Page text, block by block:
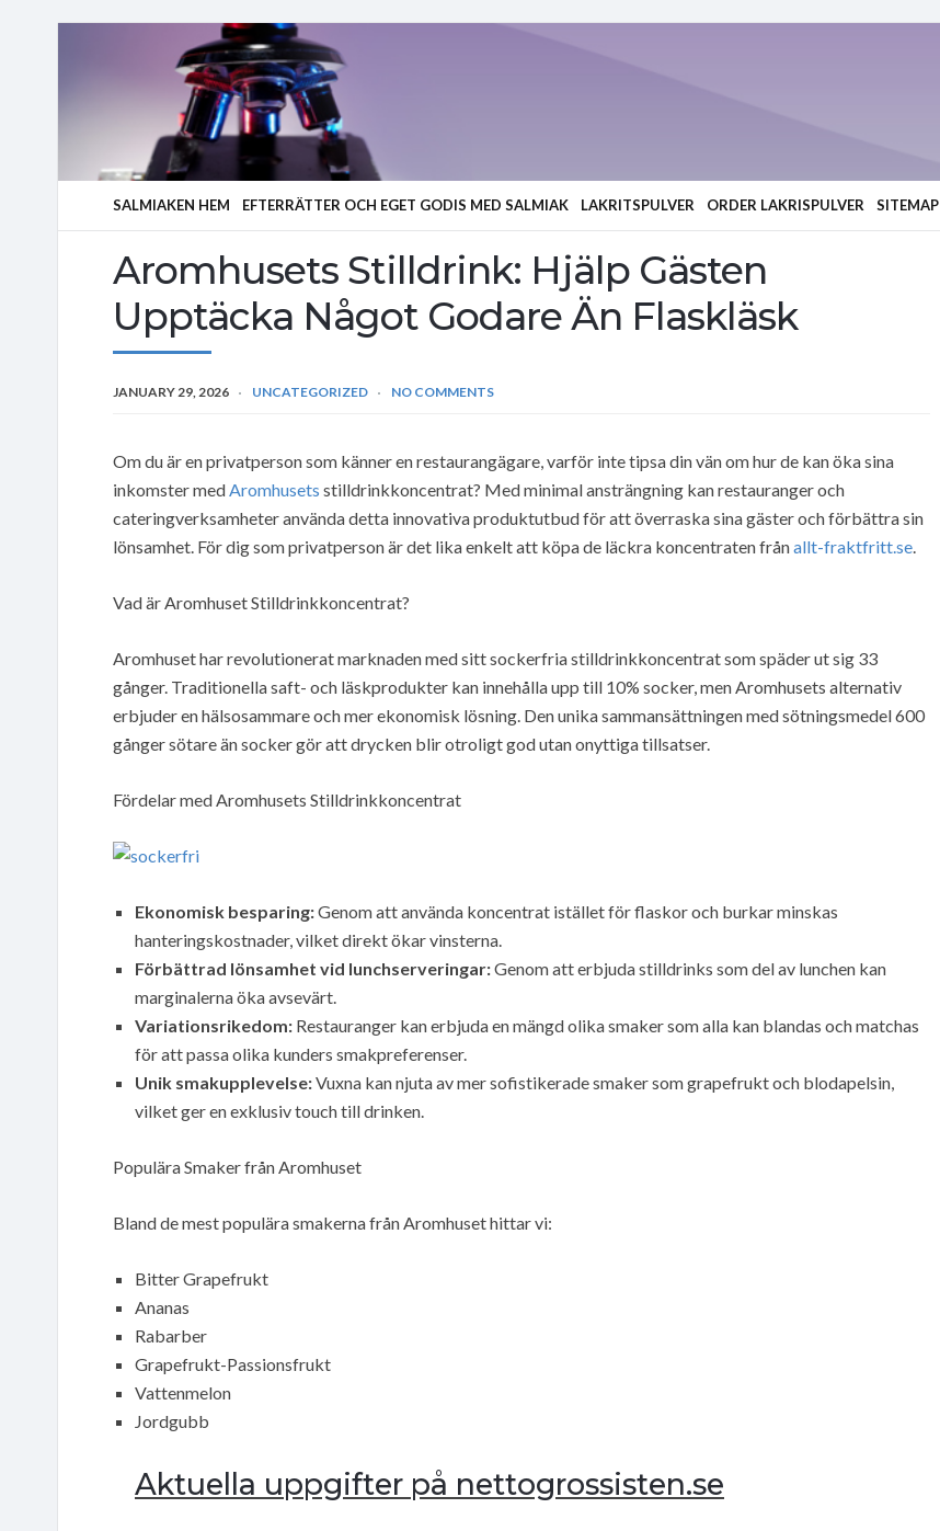
SALMIAKEN HEM EFTERRÄTTER OCH EGET GODIS MED SALMIAK LAKRITSPULVER ORDER LAKRISPULVER SITEMAP
Aromhusets Stilldrink: Hjälp Gästen
Upptäcka Något Godare Än Flaskläsk
JANUARY 29, 2026 UNCATEGORIZED NO COMMENTS
Om du är en privatperson som känner en restaurangägare, varför inte tipsa din vän om hur de kan öka sina
inkomster medAromhusets stilldrinkkoncentrat? Med minimal ansträngning kan restauranger och
cateringverksamheter använda detta innovativa produktutbud för att överraska sina gäster och förbättra sin
lönsamhet. För dig som privatperson är det lika enkelt att köpa de läckra koncentraten frånallt-fraktfritt.se.
Vad är Aromhuset Stilldrinkkoncentrat?
Aromhuset har revolutionerat marknaden med sitt sockerfria stilldrinkkoncentrat som späder ut sig 33
gånger. Traditionella saft- och läskprodukter kan innehålla upp till 10% socker, men Aromhusets alternativ
erbjuder en hälsosammare och mer ekonomisk lösning. Den unika sammansättningen med sötningsmedel 600
gånger sötare än socker gör att drycken blir otroligt god utan onyttiga tillsatser.
Fördelar med Aromhusets Stilldrinkkoncentrat
Ekonomisk besparing:Genom att använda koncentrat istället för flaskor och burkar minskas
hanteringskostnader, vilket direkt ökar vinsterna.
Förbättrad lönsamhet vid lunchserveringar:Genom att erbjuda stilldrinks som del av lunchen kan
marginalerna öka avsevärt.
Variationsrikedom: Restauranger kan erbjuda en mängd olika smaker som alla kan blandas och matchas
för att passa olika kunders smakpreferenser.
Unik smakupplevelse:Vuxna kan njuta av mer sofistikerade smaker som grapefrukt och blodapelsin,
vilket ger en exklusiv touch till drinken.
Populära Smaker från Aromhuset
Bland de mest populära smakerna från Aromhuset hittar vi:
Bitter Grapefrukt
Ananas
Rabarber
Grapefrukt-Passionsfrukt
Vattenmelon
Jordgubb
Aktuella uppgifter på nettogrossisten.se